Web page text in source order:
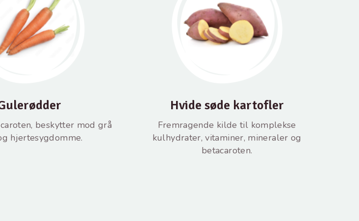
beskytter mod grå
hjertesygdomme.
Hvide søde kartofler
Fremragende kilde til komplekse
kulhydrater, vitaminer, mineraler og
betacaroten.